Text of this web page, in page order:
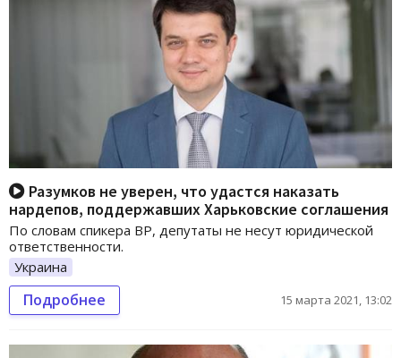
Разумков не уверен, что удастся наказать
нардепов, поддержавших Харьковские соглашения
По словам спикера ВР, депутаты не несут юридической
ответственности.
Украина
Подробнее 15 марта 2021, 13:02